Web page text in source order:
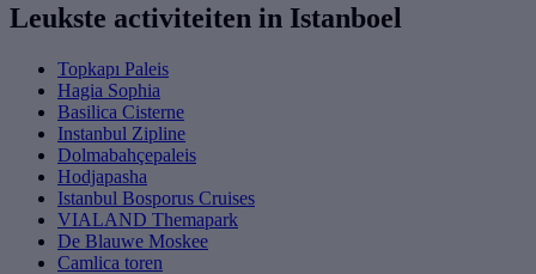
Leukste activiteiten in Istanboel
Topkapı Paleis
Hagia Sophia
Basilica Cisterne
Instanbul Zipline
Dolmabahçepaleis
Hodjapasha
Istanbul Bosporus Cruises
VIALAND Themapark
De Blauwe Moskee
Camlica toren